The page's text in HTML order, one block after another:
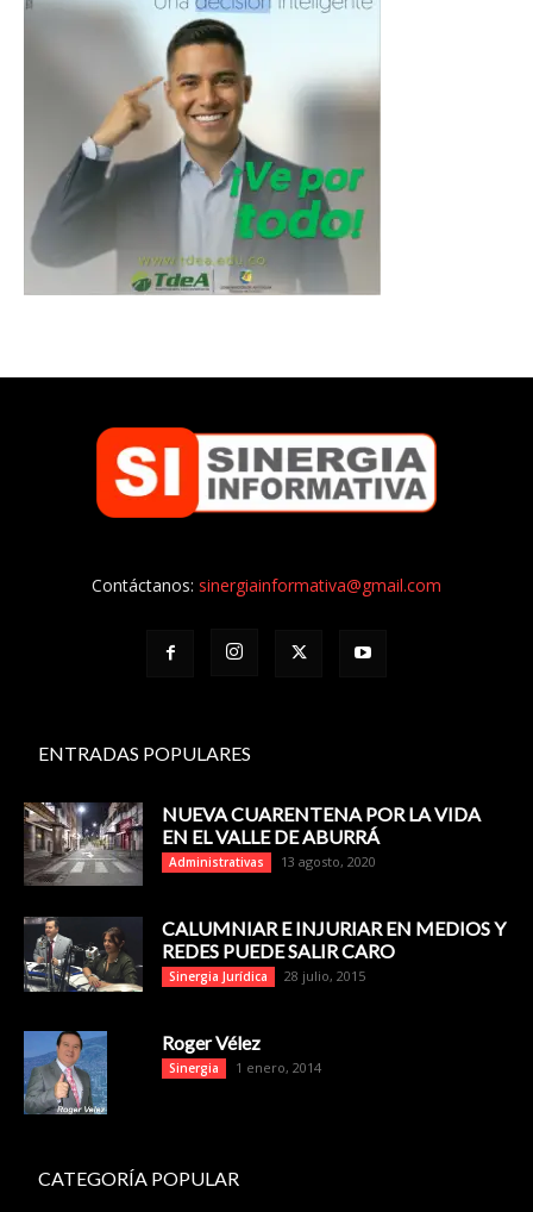
Contáctanos: sinergiainformativa@gmail.com
ENTRADAS POPULARES
NUEVA CUARENTENA POR LA VIDA
EN EL VALLE DE ABURRÁ
Administrativas 13 agosto, 2020
CALUMNIAR E INJURIAR EN MEDIOS Y
REDES PUEDE SALIR CARO
Sinergia Jurídica 28 julio, 2015
Roger Vélez
Sinergia 1 enero, 2014
CATEGORÍA POPULAR